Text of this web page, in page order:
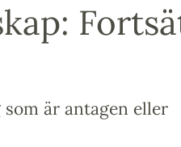
är antagen eller